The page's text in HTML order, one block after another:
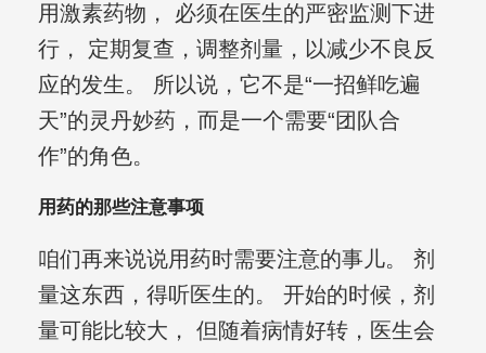
用激素药物， 必须在医生的严密监测下进
行， 定期复查，调整剂量，以减少不良反
应的发生。 所以说，它不是“一招鲜吃遍
天”的灵丹妙药，而是一个需要“团队合
作”的角色。
用药的那些注意事项
咱们再来说说用药时需要注意的事儿。 剂
量这东西，得听医生的。 开始的时候，剂
量可能比较大， 但随着病情好转，医生会